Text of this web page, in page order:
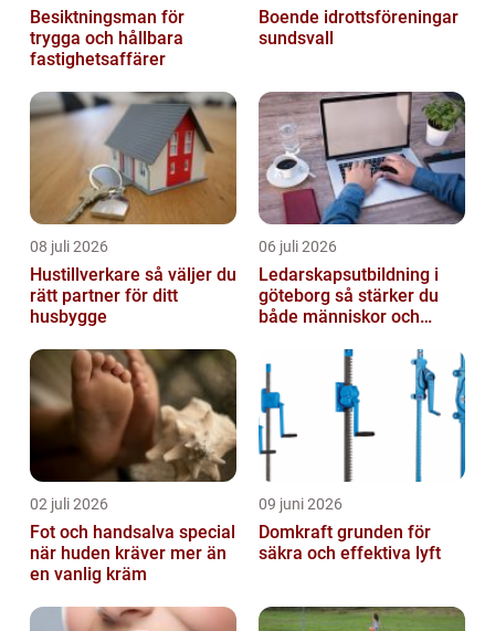
Besiktningsman för
trygga och hållbara
fastighetsaffärer
Boende idrottsföreningar
sundsvall
08 juli 2026
Hustillverkare så väljer du
rätt partner för ditt
husbygge
06 juli 2026
Ledarskapsutbildning i
göteborg så stärker du
både människor och
02 juli 2026
Fot och handsalva special
när huden kräver mer än
en vanlig kräm
09 juni 2026
Domkraft grunden för
säkra och effektiva lyft